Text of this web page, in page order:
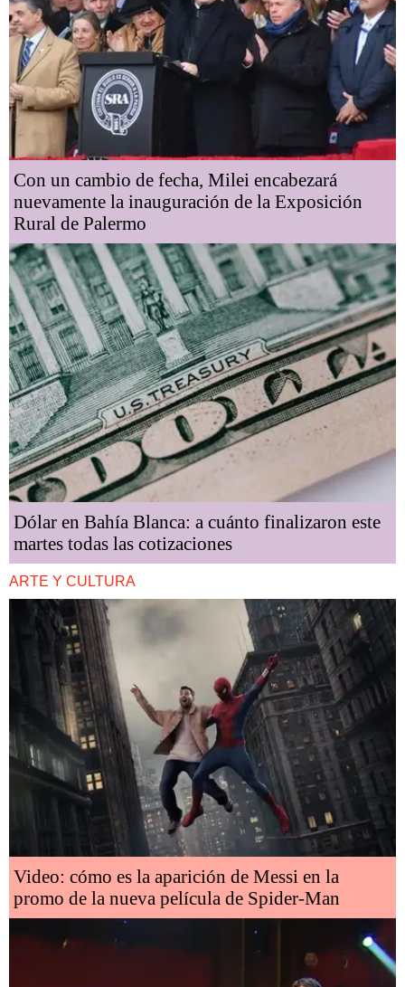
Con un cambio de fecha, Milei encabezará
nuevamente la inauguración de la Exposición
Rural de Palermo
Dólar en Bahía Blanca: a cuánto finalizaron este
martes todas las cotizaciones
ARTE Y CULTURA
Video: cómo es la aparición de Messi en la
promo de la nueva película de Spider-Man